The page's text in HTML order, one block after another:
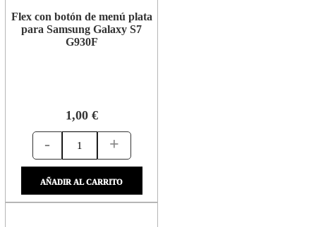
Flex con botón de menú plata
para Samsung Galaxy S7
G930F
1,00 €
- +
AÑADIR AL CARRITO